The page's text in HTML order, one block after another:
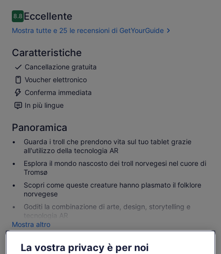
8.88.8 su 10
Eccellente
Mostra tutte e 25 le recensioni di GetYourGuide
Caratteristiche
Cancellazione gratuita
Voucher elettronico
Conferma immediata
In più lingue
Panoramica
Guarda i troll che prendono vita sul tuo tablet grazie
all'utilizzo della tecnologia AR
Esplora il mondo nascosto dei troll norvegesi nel cuore di
Tromsø
Scopri come queste creature hanno plasmato il folklore
norvegese
Goditi la combinazione di arte, design, storytelling e
tecnologia AR
Mostra altro
La vostra privacy è per noi